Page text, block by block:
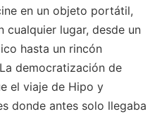
en un objeto portátil,
cualquier lugar, desde un
hasta un rincón
democratización de
el viaje de Hipo y
donde antes solo llegaba